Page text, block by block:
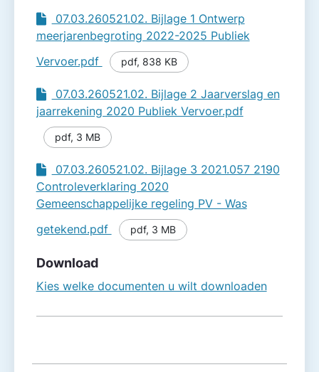
07.03.260521.02. Bijlage 1 Ontwerp
meerjarenbegroting 2022-2025 Publiek
Vervoer.pdf
pdf, 838 KB
07.03.260521.02. Bijlage 2 Jaarverslag en
jaarrekening 2020 Publiek Vervoer.pdf
pdf, 3 MB
07.03.260521.02. Bijlage 3 2021.057 2190
Controleverklaring 2020
Gemeenschappelijke regeling PV - Was
getekend.pdf
pdf, 3 MB
Download
Kies welke documenten u wilt downloaden